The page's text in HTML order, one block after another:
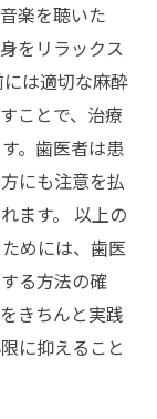
楽を聴いた
をリラックス
は適切な麻酔
ことで、治療
。歯医者は患
にも注意を払
ます。 以上の
めには、歯医
る方法の確
きちんと実践
に抑えること